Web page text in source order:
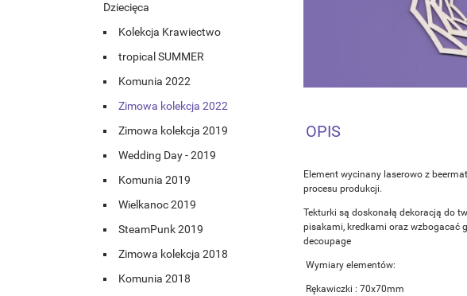
Dziecięca
Kolekcja Krawiectwo
tropical SUMMER
Komunia 2022
Zimowa kolekcja 2022
Zimowa kolekcja 2019
Wedding Day - 2019
Komunia 2019
Wielkanoc 2019
SteamPunk 2019
Zimowa kolekcja 2018
Komunia 2018
OPIS
Element wycinany laserowo z
procesu produkcji.
Tekturki są doskonałą dekoracją do
pisakami, kredkami oraz wzbogacać
decoupage
Wymiary elementów:
Rękawiczki : 70x70mm